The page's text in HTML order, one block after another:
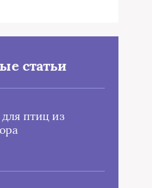
статьи
птиц из